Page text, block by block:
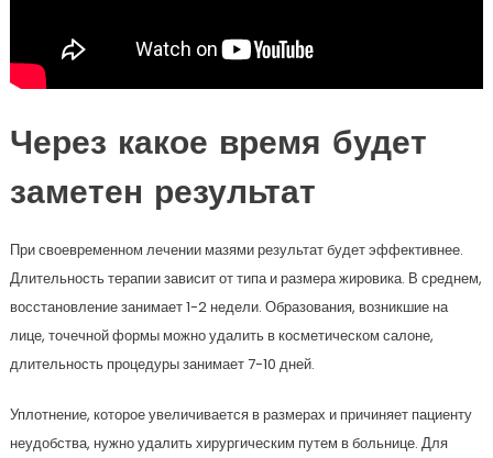
Через какое время будет
заметен результат
При своевременном лечении мазями результат будет эффективнее.
Длительность терапии зависит от типа и размера жировика. В среднем,
восстановление занимает 1-2 недели. Образования, возникшие на
лице, точечной формы можно удалить в косметическом салоне,
длительность процедуры занимает 7-10 дней.
Уплотнение, которое увеличивается в размерах и причиняет пациенту
неудобства, нужно удалить хирургическим путем в больнице. Для